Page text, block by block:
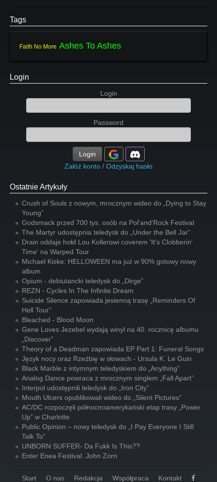
Tags
Faith No More Ashes To Ashes
Login
Login
Password
Login
Załóż konto / Odzyskaj hasło
Ostatnie Artykuły
Crush of Souls z nowym, mrocznym wideo do „Dying to Stay
Young”
Godsmack przed 700 tys. osób na Pol'and'Rock Festival
The Martyr udostępnia teledysk do „Under the Bell Jar”
Drain oddaje hołd Lou Kollerowi coverem 'It's Clobberin'
Time' na Warped Tour
Michael Kiske: HELLOWEEN ma już w 90% gotowy nowy
album
Opium - debiutancki teledysk do „Dirge”
REZN - Cycles In The Infinite Dream
Suicide Silence zapowiada jesienną trasę „Reminders Of
Hell Tour”
Bleached - Blood Moon
Gene Loves Jezebel wydają winyl na 40. rocznicę albumu
„Discover”
Theory of a Deadman zapowiada EP Part 1: Funeral Songs
Język nocy oraz Rzeźbię w słowach - Ursula K. Le Guin
Black Marble z intymnym teledyskiem do „Anything”
Analog Dance powraca z mrocznym singlem „Fall Apart”
Interpol udostępnili teledysk do „Iron City”
Mouth Ulcers opublikowali wideo do „Silent Pictures”
AC/DC rozpoczęli północnoamerykański etap trasy „Power
Up” w Charlotte
Public Opinion – nowy teledysk do „I Pay Everyone I Still
Talk To”
UNBORN SUFFER- Da Fukk Is This??
Enter Enea Festival. John Zorn
Start O nas Redakcja Współpraca Kontakt